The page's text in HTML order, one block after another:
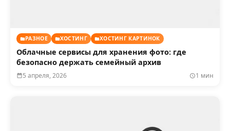
РАЗНОЕ ХОСТИНГ ХОСТИНГ КАРТИНОК
Облачные сервисы для хранения фото: где
безопасно держать семейный архив
5 апреля, 2026 1 мин